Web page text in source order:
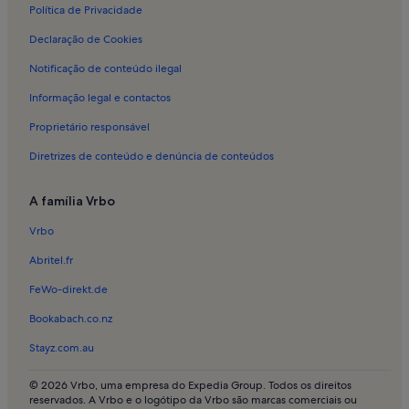
Alojamento para férias em Marinhas
Alojamento para férias em Barcelos
Alojamento para férias em Apúlia
Alojamento para férias em Antas
Alojamento para férias em Palmeira de Faro
Alojamento para férias em Quintiães
Casas em Esposende
Política de Privacidade
Declaração de Cookies
Notificação de conteúdo ilegal
Informação legal e contactos
Proprietário responsável
Diretrizes de conteúdo e denúncia de conteúdos
A família Vrbo
Vrbo
Abritel.fr
FeWo-direkt.de
Bookabach.co.nz
Stayz.com.au
© 2026 Vrbo, uma empresa do Expedia Group. Todos os direitos
reservados. A Vrbo e o logótipo da Vrbo são marcas comerciais ou